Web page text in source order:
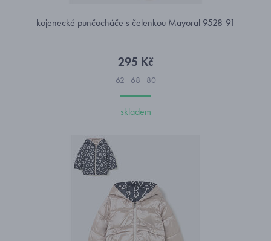
kojenecké punčocháče s čelenkou Mayoral 9528-91
295 Kč
62 68 80
skladem